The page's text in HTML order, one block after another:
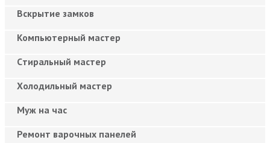
Вскрытие замков
Компьютерный мастер
Cтиральный мастер
Холодильный мастер
Муж на час
Ремонт варочных панелей